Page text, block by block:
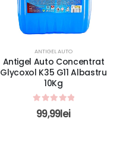
ANTIGEL AUTO
Antigel Auto Concentrat
Glycoxol K35 G11 Albastru
10Kg
out of 5
99,99lei